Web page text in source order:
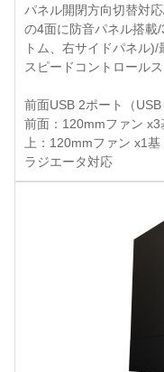
パネル開閉方向切替対
の4面に防音パネル搭載
トム、右サイドパネル
スピードコントロール
前面USB 2ポート（USB
前面：120mmファン
上：120mmファン x1
ラジエータ対応